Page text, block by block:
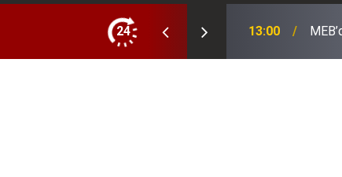
24
ve enstitüler kuruldu, bazıları kapatıldı 13:00